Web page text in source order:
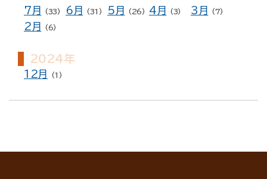
7月 (33) 6月 (31) 5月 (26) 4月 (3) 3月 (7)
2月 (6)
2024年
12月 (1)